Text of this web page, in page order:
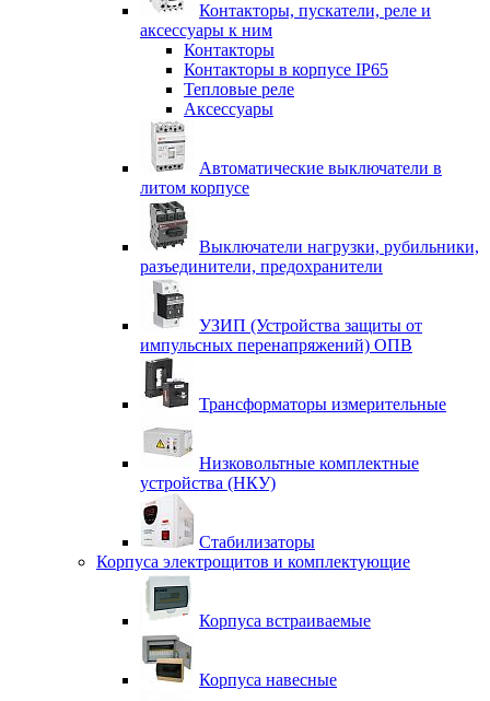
Контакторы, пускатели, реле и
аксессуары к ним
Контакторы
Контакторы в корпусе IP65
Тепловые реле
Аксессуары
Автоматические выключатели в
литом корпусе
Выключатели нагрузки, рубильники,
разъединители, предохранители
УЗИП (Устройства защиты от
импульсных перенапряжений) ОПВ
Трансформаторы измерительные
Низковольтные комплектные
устройства (НКУ)
Стабилизаторы
Корпуса электрощитов и комплектующие
Корпуса встраиваемые
Корпуса навесные